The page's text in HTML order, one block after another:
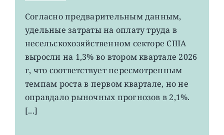
Затраты
рабочую
силу
США
выросли
ожиданий
Согласно предварительным данным,
удельные затраты на оплату труда в
несельскохозяйственном секторе США
выросли на 1,3% во втором квартале 2026
г, что соответствует пересмотренным
темпам роста в первом квартале, но не
оправдало рыночных прогнозов в 2,1%.
[...]